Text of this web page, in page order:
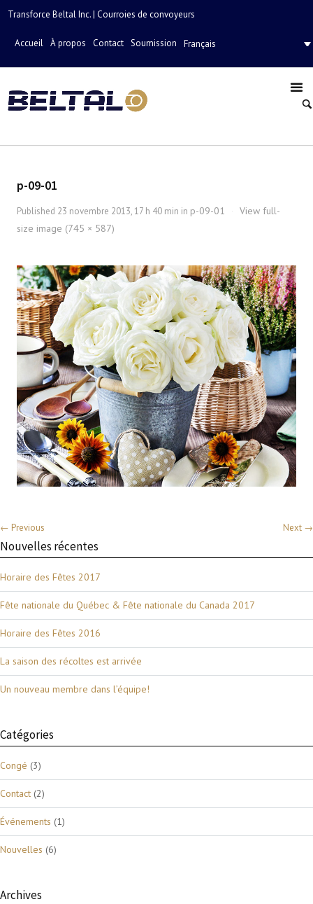
Transforce Beltal Inc. | Courroies de convoyeurs
Accueil À propos Contact Soumission Français
p-09-01
Published 23 novembre 2013, 17 h 40 min in p-09-01
View full-
size image (745 × 587)
← Previous Next →
Nouvelles récentes
Horaire des Fêtes 2017
Fête nationale du Québec & Fête nationale du Canada 2017
Horaire des Fêtes 2016
La saison des récoltes est arrivée
Un nouveau membre dans l’équipe!
Catégories
Congé (3)
Contact (2)
Événements (1)
Nouvelles (6)
Archives